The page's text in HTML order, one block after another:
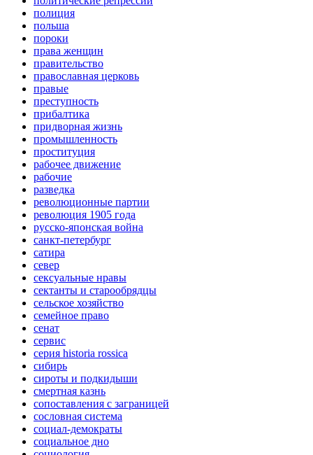
полиция
польша
пороки
права женщин
правительство
православная церковь
правые
преступность
прибалтика
придворная жизнь
промышленность
проституция
рабочее движение
рабочие
разведка
революционные партии
революция 1905 года
русско-японская война
санкт-петербург
сатира
север
сексуальные нравы
сектанты и старообрядцы
сельское хозяйство
семейное право
сенат
сервис
серия historia rossica
сибирь
сироты и подкидыши
смертная казнь
сопоставления с заграницей
сословная система
социал-демократы
социальное дно